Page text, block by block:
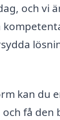
och vi
kan du
få den